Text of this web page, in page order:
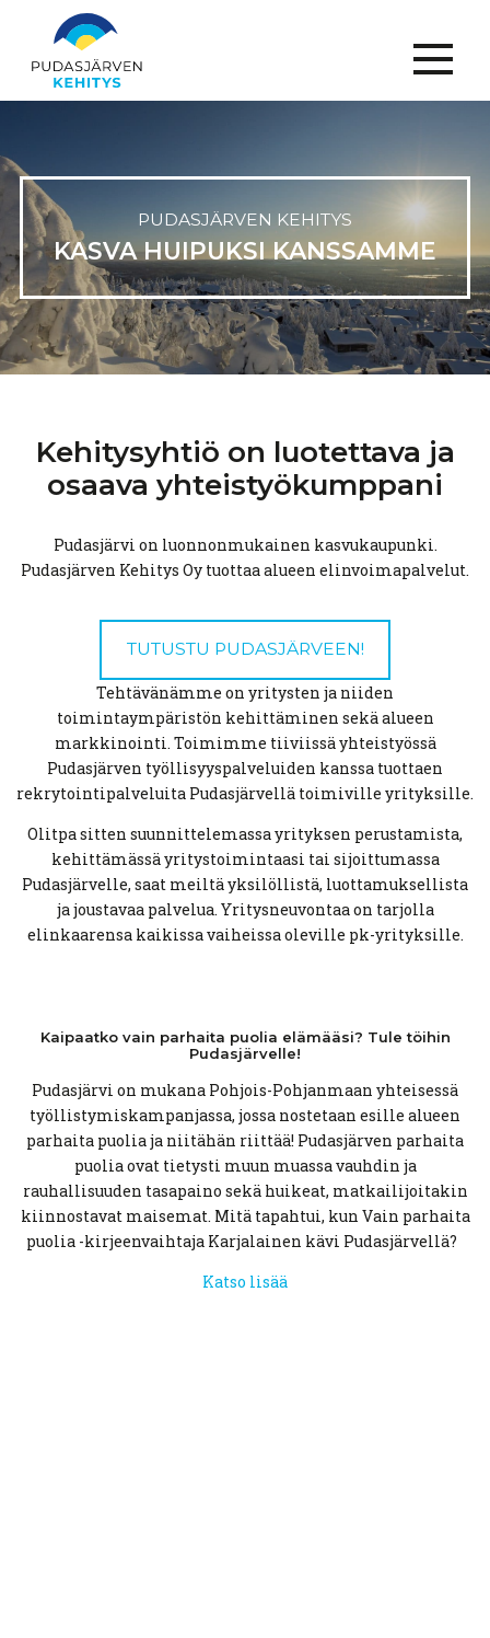
Menu
PUDASJÄRVEN KEHITYS
KASVA HUIPUKSI KANSSAMME
Kehitysyhtiö on luotettava ja
osaava yhteistyökumppani
Pudasjärvi on luonnonmukainen kasvukaupunki.
Pudasjärven Kehitys Oy tuottaa alueen elinvoimapalvelut.
TUTUSTU PUDASJÄRVEEN!
Tehtävänämme on yritysten ja niiden
toimintaympäristön kehittäminen sekä alueen
markkinointi. Toimimme tiiviissä yhteistyössä
Pudasjärven työllisyyspalveluiden kanssa tuottaen
rekrytointipalveluita Pudasjärvellä toimiville yrityksille.
Olitpa sitten suunnittelemassa yrityksen perustamista,
kehittämässä yritystoimintaasi tai sijoittumassa
Pudasjärvelle, saat meiltä yksilöllistä, luottamuksellista
ja joustavaa palvelua. Yritysneuvontaa on tarjolla
elinkaarensa kaikissa vaiheissa oleville pk-yrityksille.
Kaipaatko vain parhaita puolia elämääsi? Tule töihin
Pudasjärvelle!
Pudasjärvi on mukana Pohjois-Pohjanmaan yhteisessä
työllistymiskampanjassa, jossa nostetaan esille alueen
parhaita puolia ja niitähän riittää! Pudasjärven parhaita
puolia ovat tietysti muun muassa vauhdin ja
rauhallisuuden tasapaino sekä huikeat, matkailijoitakin
kiinnostavat maisemat. Mitä tapahtui, kun Vain parhaita
puolia -kirjeenvaihtaja Karjalainen kävi Pudasjärvellä?
Katso lisää